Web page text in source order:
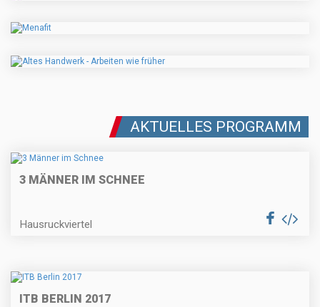
AKTUELLES PROGRAMM
3 MÄNNER IM SCHNEE
Hausruckviertel
ITB BERLIN 2017